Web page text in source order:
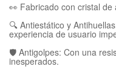
👀 Fabricado con cristal
🔍 Antiestático y
experiencia de usuario
🛡️ Antigolpes: Con una
inesperados.